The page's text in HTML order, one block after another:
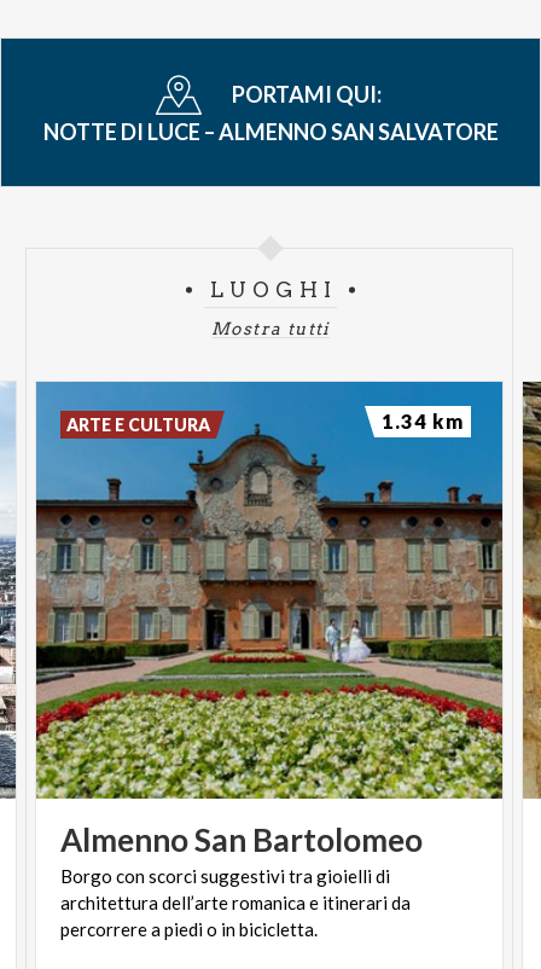
PORTAMI QUI:
NOTTE DI LUCE – ALMENNO SAN SALVATORE
LUOGHI
Mostra tutti
AlmennoSan Bartolomeo
Borgo con scorci suggestivi tra gioielli di
architettura dell’arte romanica e itinerari da
percorrere a piedi o in bicicletta.
ARTE E CULTURA 1.34 km